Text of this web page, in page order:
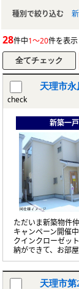
種別で絞り込む
28件中1～20件を表示
check
天理市
新築一
ただいま新築物件
キャンペーン開催
クインクローゼッ
納ができて、お部
天理市